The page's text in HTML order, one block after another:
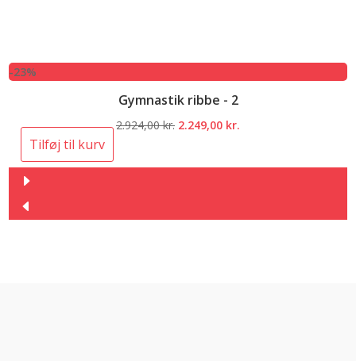
-23%
Gymnastik ribbe - 2
2.924,00kr. Den
2.249,00 kr.
Tilføj til kurv